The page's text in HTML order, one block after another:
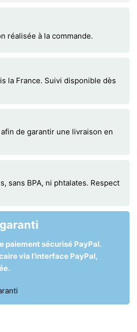
réalisée à la commande.
la France. Suivi disponible dès
de garantir une livraison en
sans BPA, ni phtalates. Respect
paiement sécurisé PayPal.
via l’interface PayPal,